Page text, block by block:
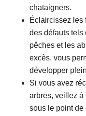
chataigners.
Éclaircissez les
des défauts tels
pêches et les
excès, vous
développer
Si vous avez
arbres, veillez
sous le point de